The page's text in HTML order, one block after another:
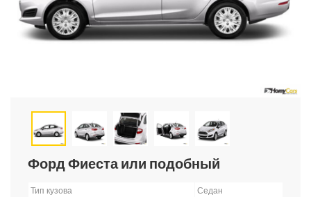
Форд Фиеста или подобный
Тип кузова
Седан